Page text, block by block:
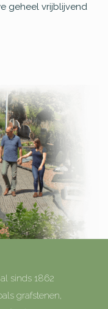
geheel vrijblijvend
sinds 1862
grafstenen,